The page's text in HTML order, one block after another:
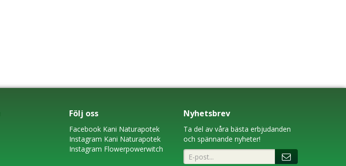
Följ oss
Facebook Kani Naturapotek
Instagram Kani Naturapotek
Instagram Flowerpowerwitch
Nyhetsbrev
Ta del av våra bästa erbjudanden
och spännande nyheter!